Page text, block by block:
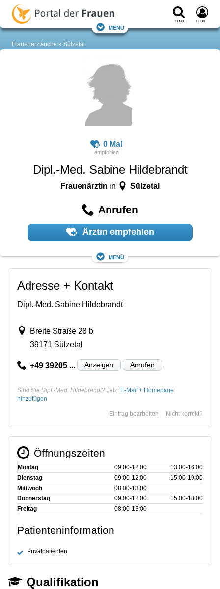
Suche Login
Menü
Frauenarztsuche Sülzetal
0 Mal
Dipl.-Med. Sabine Hildebrandt
Frauenärztin in Sülzetal
Anrufen
Ärztin empfehlen
Menü
Adresse + Kontakt
Dipl.-Med. Sabine Hildebrandt
Breite Straße 28 b
39171 Sülzetal
+49 39205 ... Anzeigen Anrufen
Sind Sie Dipl.-Med. Hildebrandt? Jetzt E-Mail + Homepage
hinzufügen
Nicht korrekt?
Eintrag bearbeiten
Öffnungszeiten
Montag 09:00‑12:00
13:00‑16:00
Dienstag
09:00‑12:00
15:00‑19:00
Mittwoch
08:00‑13:00
Donnerstag
09:00‑12:00
15:00‑18:00
Freitag
08:00‑13:00
Patienteninformation
Privatpatienten
Qualifikation